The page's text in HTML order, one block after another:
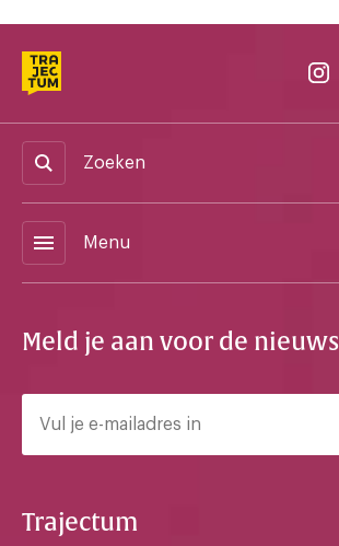
Zoeken
menu Menu
Meld je aan voor de
Trajectum